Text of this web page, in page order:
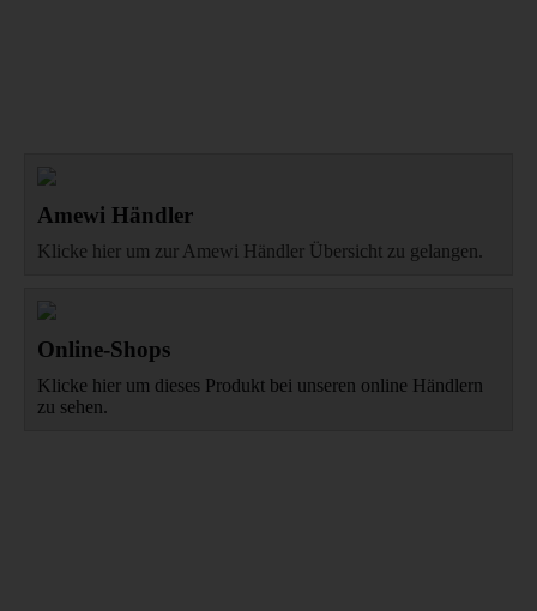
Amewi Händler
Klicke hier um zur Amewi Händler Übersicht zu gelangen.
Online-Shops
Klicke hier um dieses Produkt bei unseren online Händlern
zu sehen.